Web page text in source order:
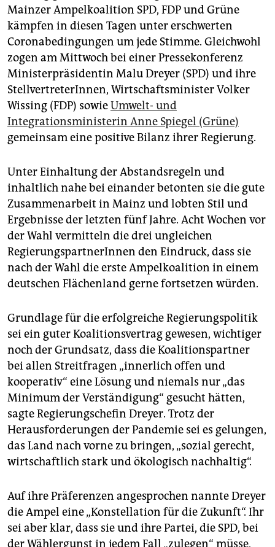
epaper login
Mainzer Ampelkoalition SPD, FDP und Grüne
kämpfen in diesen Tagen unter erschwerten
Coronabedingungen um jede Stimme. Gleichwohl
zogen am Mittwoch bei einer Pressekonferenz
Ministerpräsidentin Malu Dreyer (SPD) und ihre
StellvertreterInnen, Wirtschaftsminister Volker
Wissing (FDP) sowieUmwelt- und
Integrationsministerin Anne Spiegel (Grüne)
gemeinsam eine positive Bilanz ihrer Regierung.
Unter Einhaltung der Abstandsregeln und
inhaltlich nahe bei einander betonten sie die gute
Zusammenarbeit in Mainz und lobten Stil und
Ergebnisse der letzten fünf Jahre. Acht Wochen vor
der Wahl vermitteln die drei ungleichen
RegierungspartnerInnen den Eindruck, dass sie
nach der Wahl die erste Ampelkoalition in einem
deutschen Flächenland gerne fortsetzen würden.
Grundlage für die erfolgreiche Regierungspolitik
sei ein guter Koalitionsvertrag gewesen, wichtiger
noch der Grundsatz, dass die Koalitionspartner
bei allen Streitfragen „innerlich offen und
kooperativ“ eine Lösung und niemals nur „das
Minimum der Verständigung“ gesucht hätten,
sagte Regierungschefin Dreyer. Trotz der
Herausforderungen der Pandemie sei es gelungen,
das Land nach vorne zu bringen, „sozial gerecht,
wirtschaftlich stark und ökologisch nachhaltig“.
Auf ihre Präferenzen angesprochen nannte Dreyer
die Ampel eine „Konstellation für die Zukunft“. Ihr
sei aber klar, dass sie und ihre Partei, die SPD, bei
der Wählergunst in jedem Fall „zulegen“ müsse,